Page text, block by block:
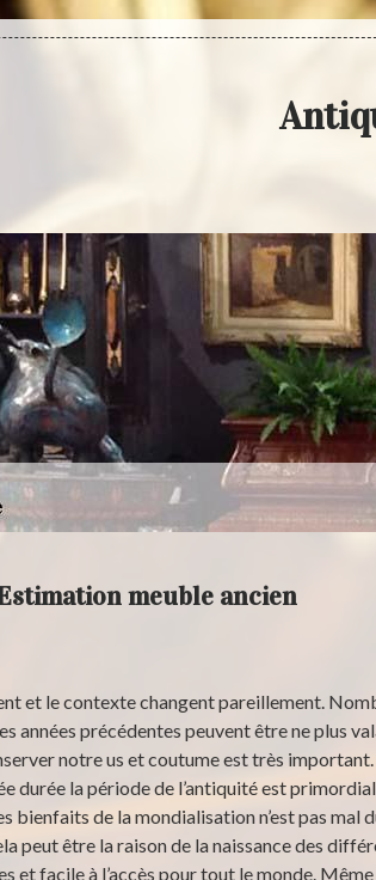
meuble ancien
et le contexte changent pareillement.
années précédentes peuvent être ne plus
notre us et coutume est très
durée la période de l’antiquité est
bienfaits de la mondialisation n’est pas mal
peut être la raison de la naissance des
et facile à l’accès pour tout le monde. Même